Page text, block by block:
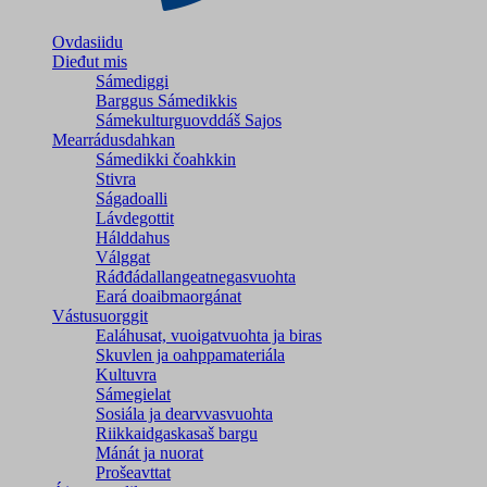
Ovdasiidu
Dieđut mis
Sámediggi
Barggus Sámedikkis
Sámekulturguovddáš Sajos
Mearrádusdahkan
Sámedikki čoahkkin
Stivra
Ságadoalli
Lávdegottit
Hálddahus
Válggat
Ráđđádallangeatnegas­vuohta
Eará doaibmaorgánat
Vástusuorggit
Ealáhusat, vuoigatvuohta ja biras
Skuvlen ja oahppamateriála
Kultuvra
Sámegielat
Sosiála ja dearvvasvuohta
Riikkaidgaskasaš bargu
Mánát ja nuorat
Prošeavttat